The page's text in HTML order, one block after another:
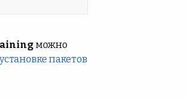
можно
пакетов